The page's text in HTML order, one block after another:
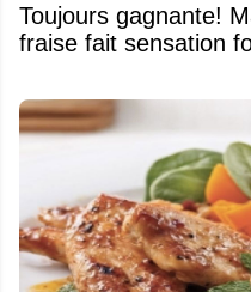
Toujours gagnante!
fraise fait sensation